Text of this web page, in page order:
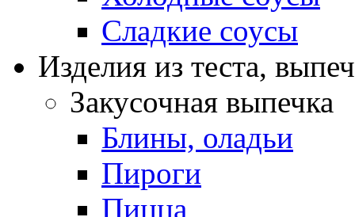
Сладкие соусы
Изделия из теста,
Закусочная выпечка
Блины, оладьи
Пироги
Пицца